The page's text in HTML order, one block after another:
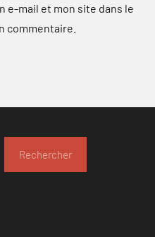
e-mail et mon site dans le
commentaire.
Rechercher